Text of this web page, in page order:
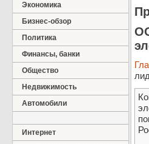
Экономика
Бизнес-обзор
Политика
Финансы, банки
Общество
Недвижимость
Автомобили
Интернет